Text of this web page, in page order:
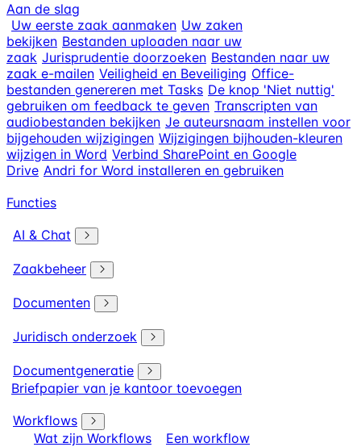
Aan de slag
Uw eerste zaak aanmaken Uw zaken
bekijken Bestanden uploaden naar uw
zaak Jurisprudentie doorzoeken Bestanden naar uw
zaak e-mailen Veiligheid en Beveiliging Office-
bestanden genereren met Tasks De knop 'Niet nuttig'
gebruiken om feedback te geven Transcripten van
audiobestanden bekijken Je auteursnaam instellen voor
bijgehouden wijzigingen Wijzigingen bijhouden-kleuren
wijzigen in Word Verbind SharePoint en Google
Drive Andri for Word installeren en gebruiken
Functies
AI & Chat
Zaakbeheer
Documenten
Juridisch onderzoek
Documentgeneratie
Briefpapier van je kantoor toevoegen
Workflows
Wat zijn Workflows
Een workflow